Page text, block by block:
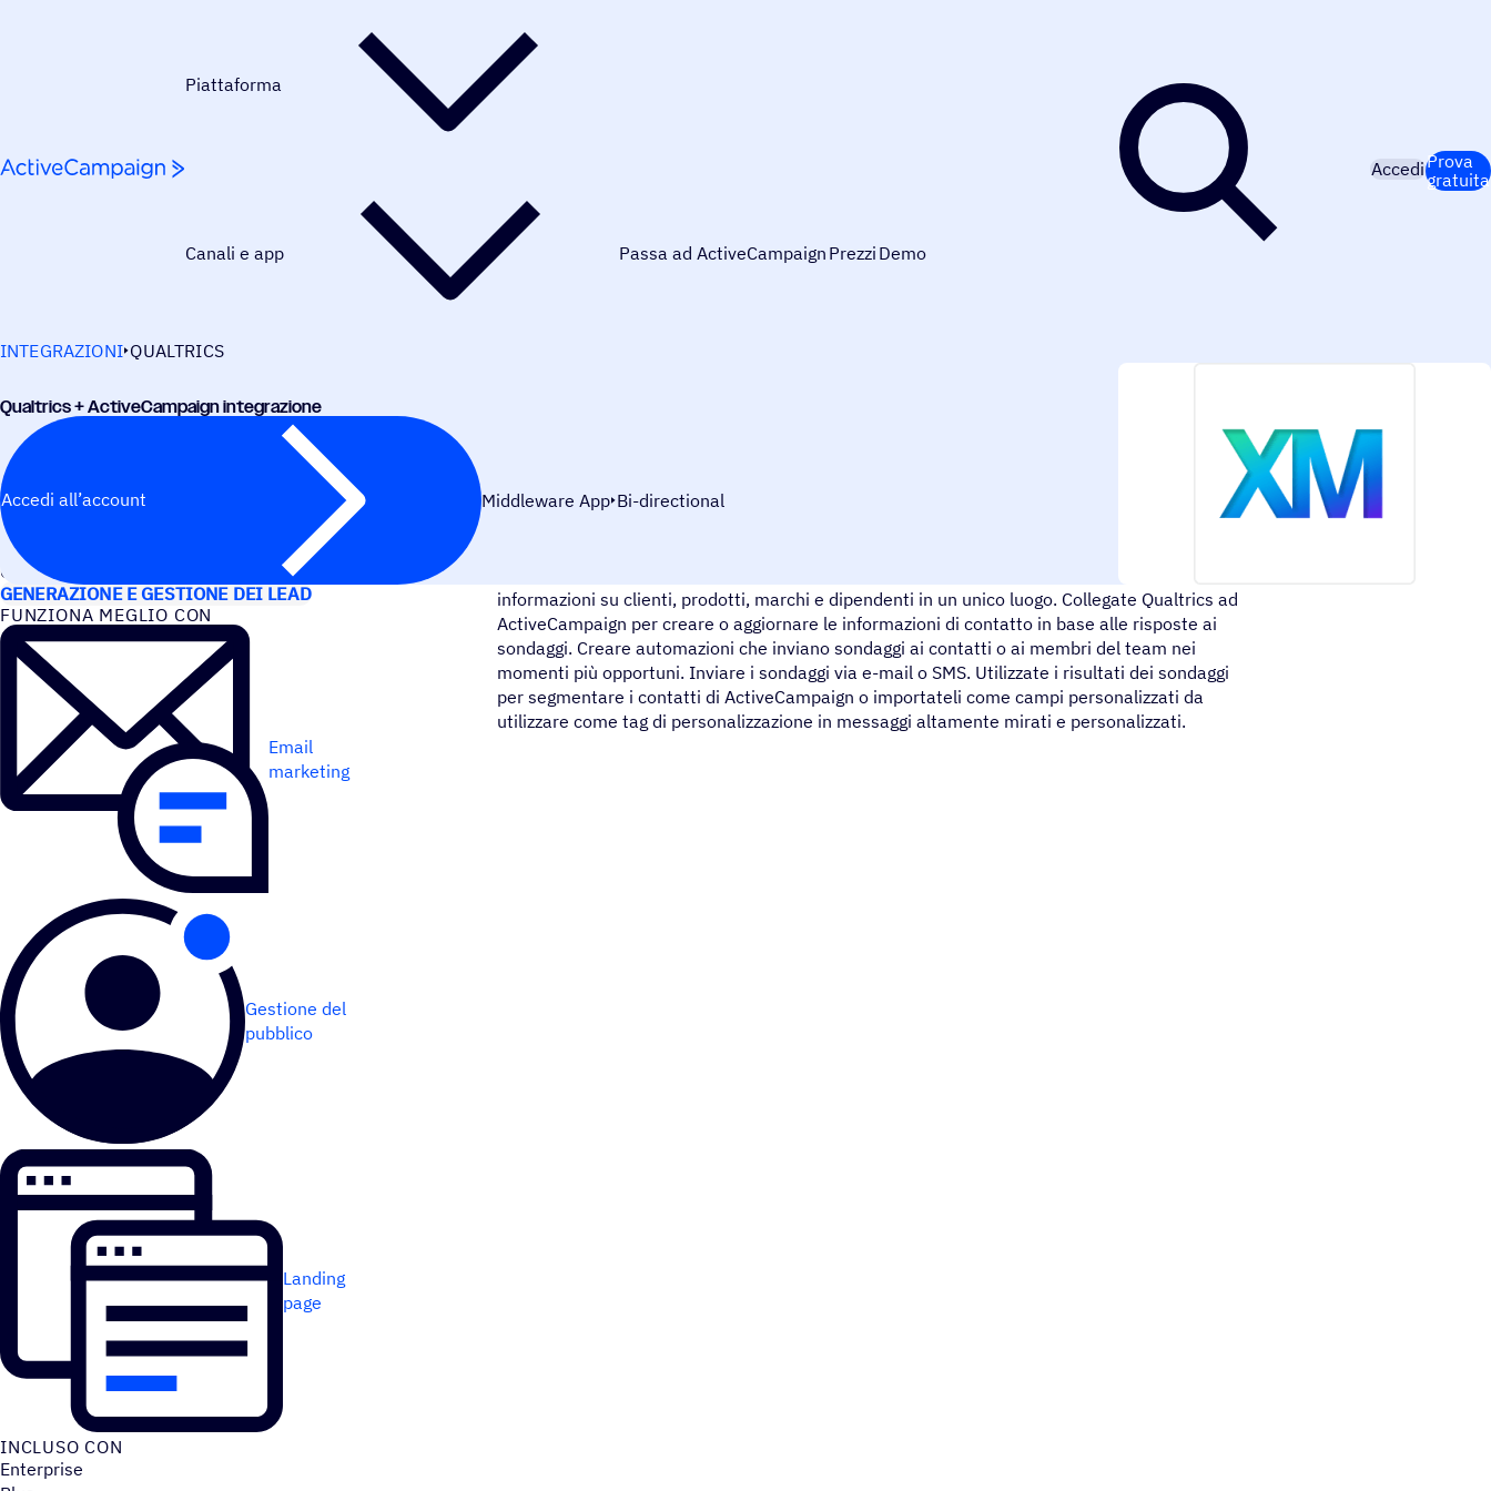
Piattaforma
Canali e app Passa ad ActiveCampaign Prezzi Demo
AccediProva
gratuita
INTEGRAZIONI QUALTRICS
Qual­trics + ActiveCampaign integrazione
Accedi all’account Middleware App Bi-directional
CASI D’USO
GENERAZIONE E GESTIONE DEI LEAD
FUNZIONA MEGLIO CON
Email
marketing
Gestione del
pubblico
Landing
page
INCLUSO CON
Enterprise
informazioni su clienti, prodotti, marchi e dipendenti in un unico luogo. Collegate Qualtrics ad
ActiveCampaign per creare o aggiornare le informazioni di contatto in base alle risposte ai
sondaggi. Creare automazioni che inviano sondaggi ai contatti o ai membri del team nei
momenti più opportuni. Inviare i sondaggi via e-mail o SMS. Utilizzate i risultati dei sondaggi
per segmentare i contatti di ActiveCampaign o importateli come campi personalizzati da
utilizzare come tag di personalizzazione in messaggi altamente mirati e personalizzati.